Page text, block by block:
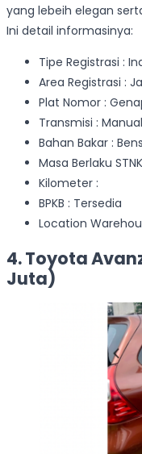
yang lebeih elegan
Ini detail informasinya:
Tipe Registrasi :
Area Registrasi :
Plat Nomor :
Transmisi : Manual
Bahan Bakar :
Masa Berlaku
Kilometer :
BPKB : Tersedia
Location
4. Toyota
Juta)